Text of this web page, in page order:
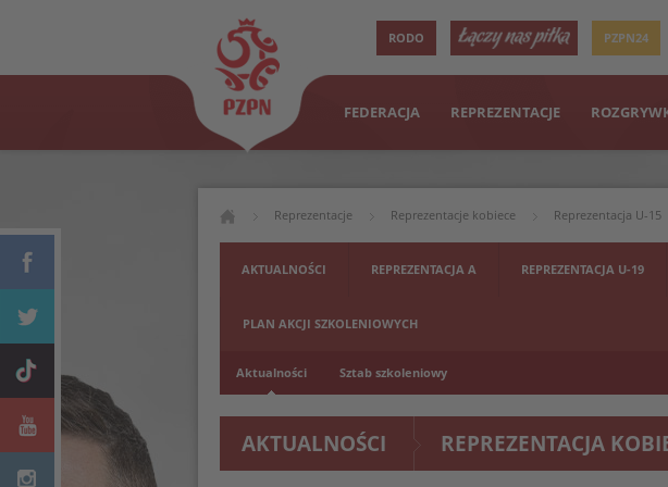
RODO PZPN24
FEDERACJA REPREZENTACJE
Reprezentacje Reprezentacje kobiece Reprezentacja U-15
AKTUALNOŚCI REPREZENTACJA A REPREZENTACJA U-19
PLAN AKCJI SZKOLENIOWYCH
Aktualności Sztab szkoleniowy
AKTUALNOŚCI REPREZENTACJA